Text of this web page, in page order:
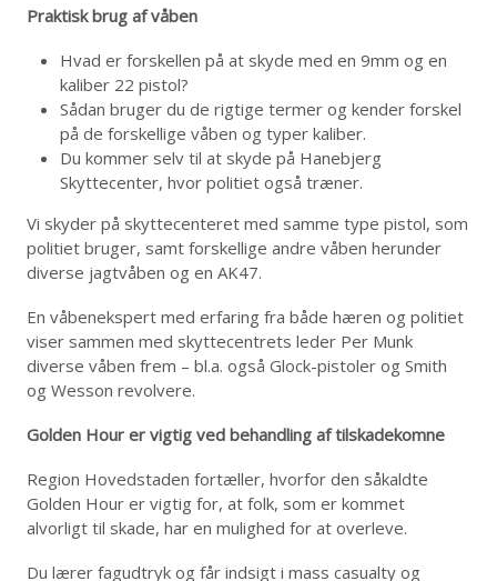
Praktisk brug af våben
Hvad er forskellen på at skyde med en 9mm og en
kaliber 22 pistol?
Sådan bruger du de rigtige termer og kender forskel
på de forskellige våben og typer kaliber.
Du kommer selv til at skyde på Hanebjerg
Skyttecenter, hvor politiet også træner.
Vi skyder på skyttecenteret med samme type pistol, som
politiet bruger, samt forskellige andre våben herunder
diverse jagtvåben og en AK47.
En våbenekspert med erfaring fra både hæren og politiet
viser sammen med skyttecentrets leder Per Munk
diverse våben frem – bl.a. også Glock-pistoler og Smith
og Wesson revolvere.
Golden Hour er vigtig ved behandling af tilskadekomne
Region Hovedstaden fortæller, hvorfor den såkaldte
Golden Hour er vigtig for, at folk, som er kommet
alvorligt til skade, har en mulighed for at overleve.
Du lærer fagudtryk og får indsigt i mass casualty og